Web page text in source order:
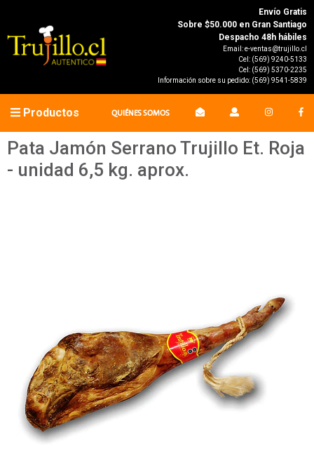
Envío Gratis
Sobre $50.000 en Gran Santiago
Despacho 48h hábiles
Email:e-ventas@trujillo.cl
Cel: (569) 9240-5133
Cel: (569) 5370-2235
Información sobre su pedido: (569) 9541-5839
Productos QUIÉNES SOMOS
Pata Jamón Serrano Trujillo Et. Roja
- unidad 6,5 kg. aprox.